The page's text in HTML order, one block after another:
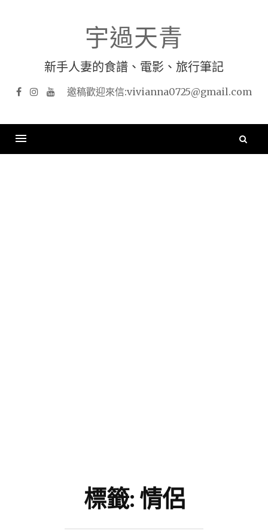
宇過天青
新手人妻的食譜、電影、旅行筆記
FacebookInstagramYouTube
標籤: 情侶